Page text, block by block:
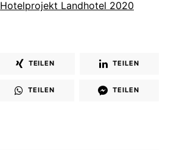
Hotelprojekt Landhotel 2020
TEILEN TEILEN
TEILEN TEILEN